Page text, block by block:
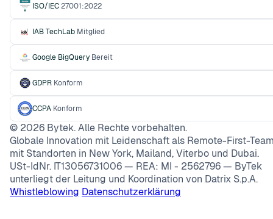
ISO/IEC27001:2022
IAB TechLab Mitglied
Google BigQuery Bereit
GDPR Konform
CCPA Konform
© 2026 Bytek. Alle Rechte vorbehalten.
Globale Innovation mit Leidenschaft als Remote-First-
mit Standorten in New York, Mailand, Viterbo und Dubai.
USt-IdNr. IT13056731006 — REA: MI - 2562796 — ByTek
unterliegt der Leitung und Koordination von Datrix S.p.A.
Whistleblowing Datenschutzerklärung